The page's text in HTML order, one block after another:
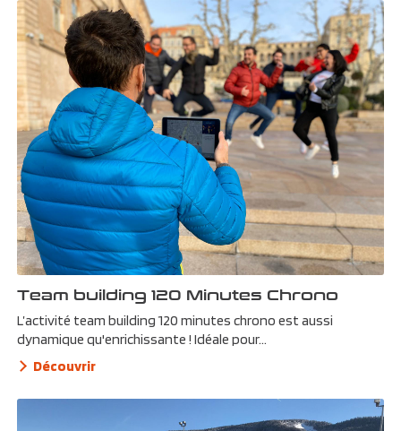
Team building 120 Minutes Chrono
L’activité team building 120 minutes chrono est aussi
dynamique qu'enrichissante ! Idéale pour...
Découvrir